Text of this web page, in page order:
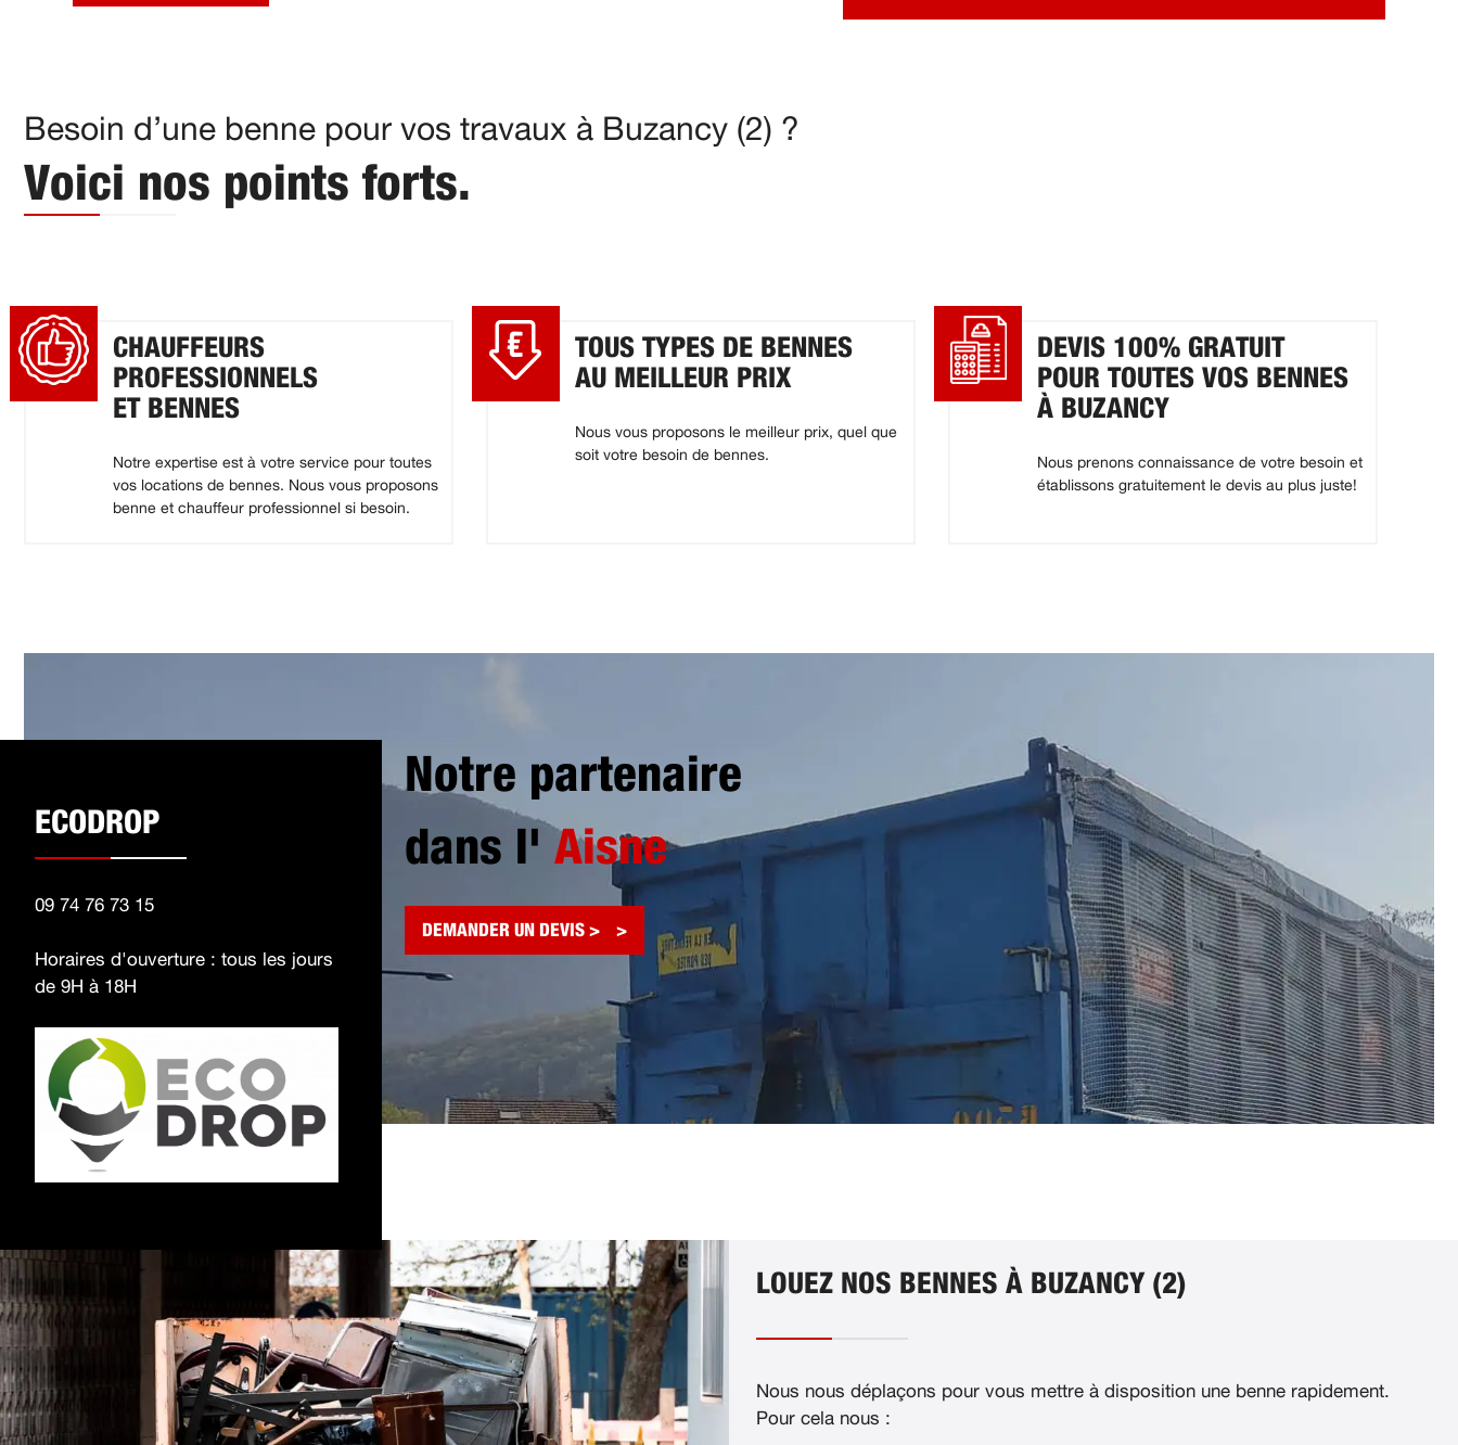
Besoin d’une benne pour vos travaux à Buzancy (2) ?
Voici nos points forts.
CHAUFFEURS
PROFESSIONNELS
ET BENNES
Notre expertise est à votre service pour toutes
vos locations de bennes. Nous vous proposons
benne et chauffeur professionnel si besoin.
TOUS TYPES DE BENNES
AU MEILLEUR PRIX
Nous vous proposons le meilleur prix, quel que
soit votre besoin de bennes.
DEVIS 100% GRATUIT
POUR TOUTES VOS BENNES
À BUZANCY
Nous prenons connaissance de votre besoin et
établissons gratuitement le devis au plus juste!
ECODROP
09 74 76 73 15
Horaires d'ouverture : tous les jours
de 9H à 18H
Notre partenaire
dans l' Aisne
DEMANDER UN DEVIS >
LOUEZ NOS BENNES À BUZANCY (2)
Nous nous déplaçons pour vous mettre à disposition une benne rapidement.
Pour cela nous :